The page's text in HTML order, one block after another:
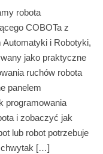
robota
COBOTa z
Automatyki i Robotyki,
jako praktyczne
ruchów robota
panelem
programowania
i zobaczyć jak
lub robot potrzebuje
chwytak […]